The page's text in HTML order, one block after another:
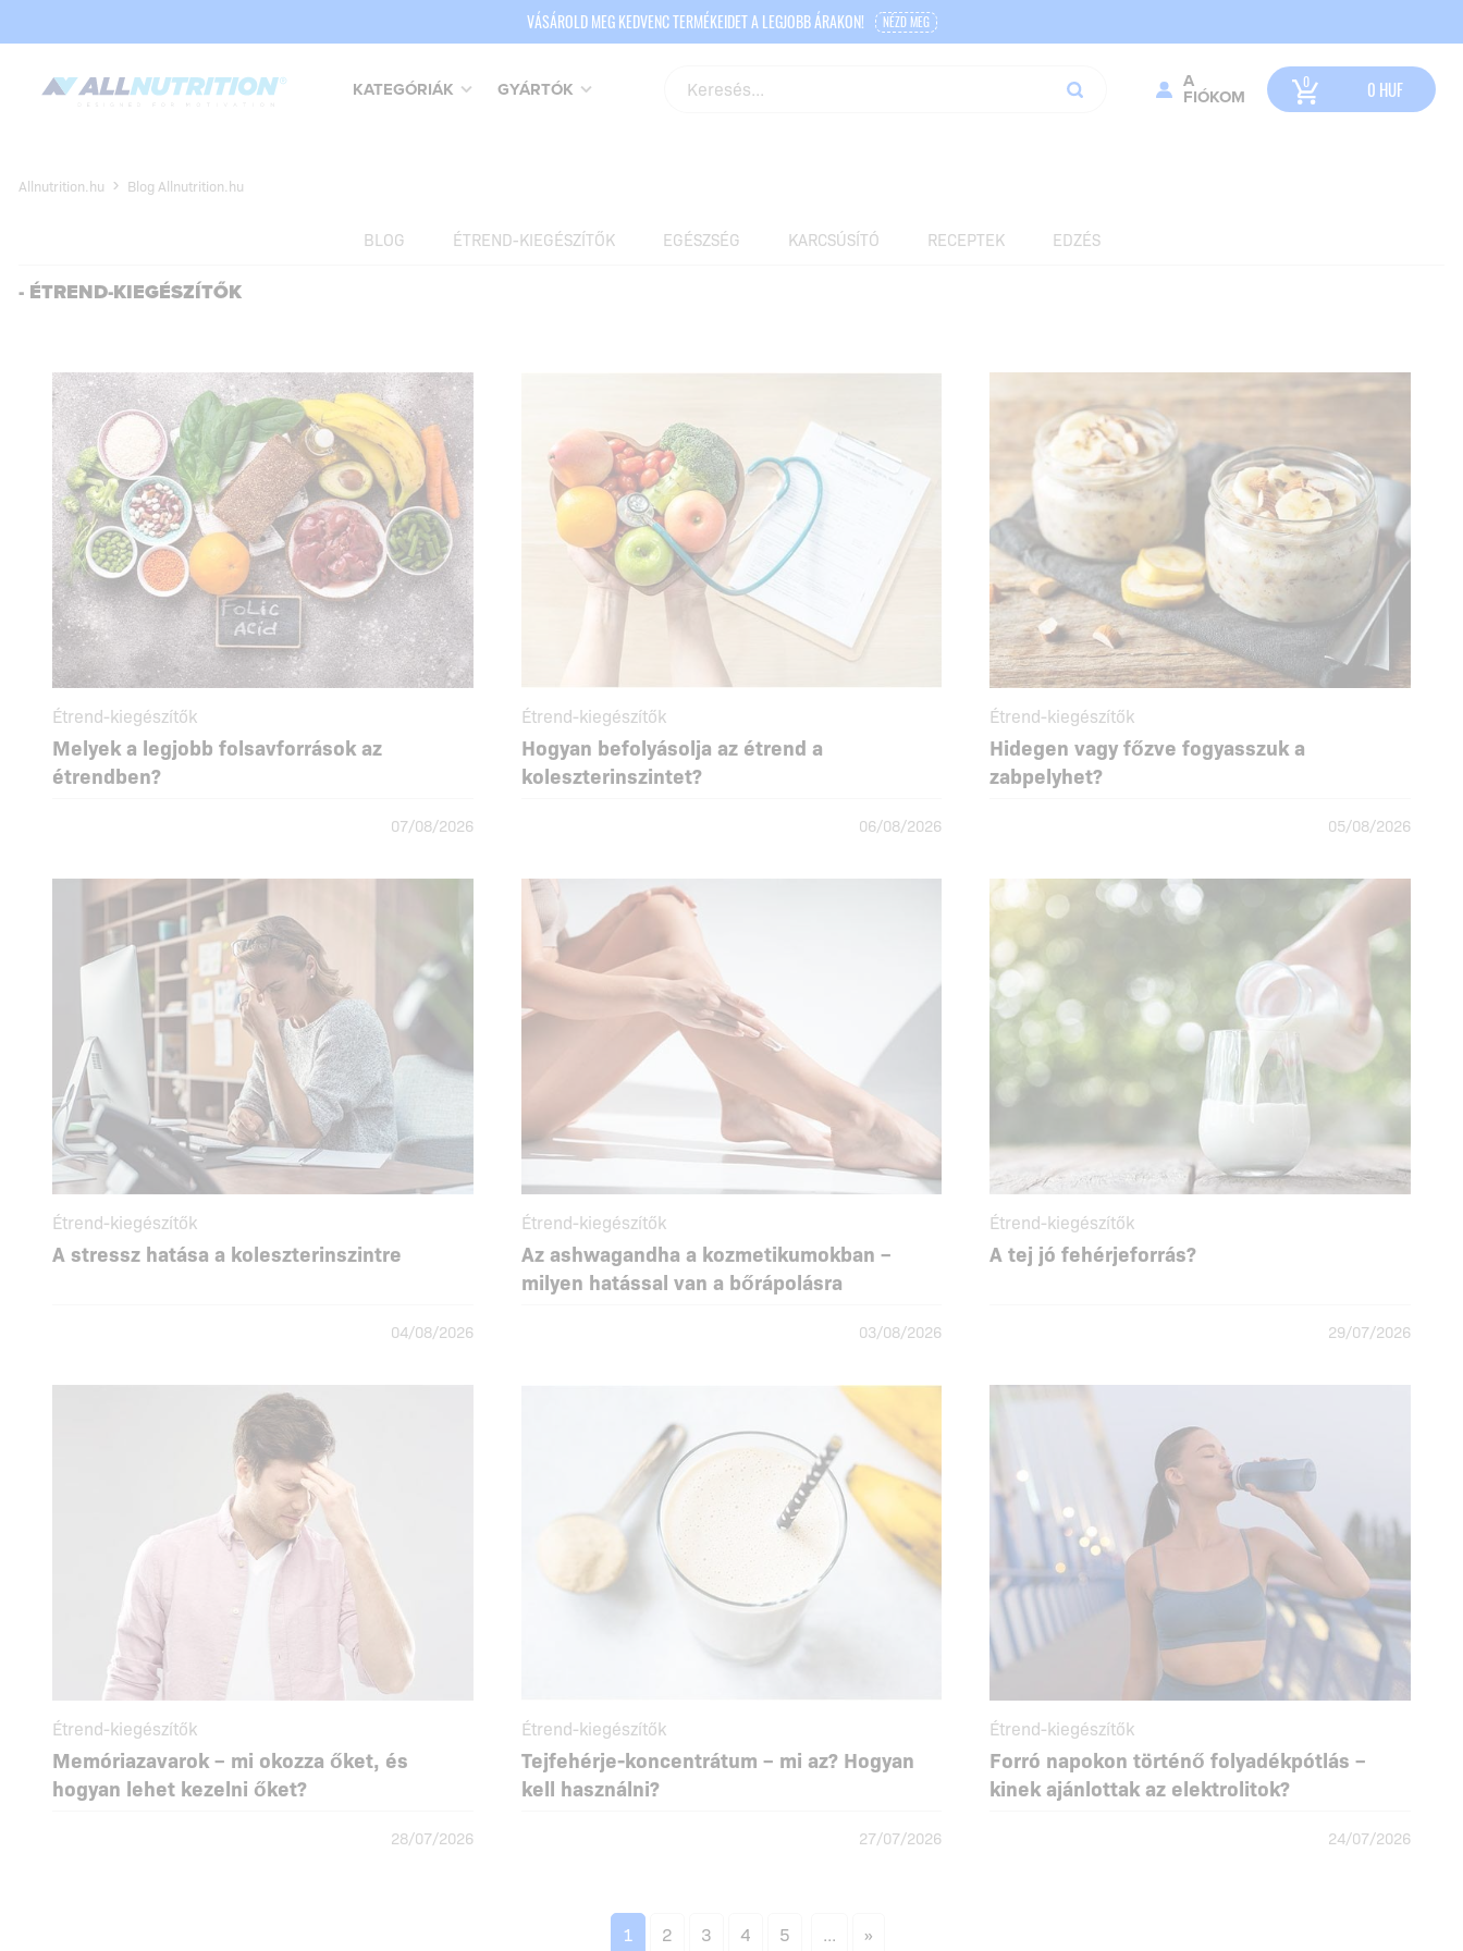
VÁSÁROLD MEG KEDVENC TERMÉKEIDET A LEGJOBB ÁRAKON! NÉZD MEG
KATEGÓRIÁK GYÁRTÓK
A
FIÓKOM
0 HUF
Allnutrition.hu Blog Allnutrition.hu
BLOG ÉTREND-KIEGÉSZÍTŐK EGÉSZSÉG KARCSÚSÍTÓ RECEPTEK EDZÉS
- ÉTREND-KIEGÉSZÍTŐK
Étrend-kiegészítők
Melyek a legjobb folsavforrások az
étrendben?
07/08/2026
Étrend-kiegészítők
Hogyan befolyásolja az étrend a
koleszterinszintet?
06/08/2026
Étrend-kiegészítők
Hidegen vagy főzve fogyasszuk a
zabpelyhet?
05/08/2026
Étrend-kiegészítők
A stressz hatása a koleszterinszintre
04/08/2026
Étrend-kiegészítők
Az ashwagandha a kozmetikumokban –
milyen hatással van a bőrápolásra
03/08/2026
Étrend-kiegészítők
A tej jó fehérjeforrás?
29/07/2026
Étrend-kiegészítők
Memóriazavarok – mi okozza őket, és
hogyan lehet kezelni őket?
28/07/2026
Étrend-kiegészítők
Tejfehérje-koncentrátum – mi az? Hogyan
kell használni?
27/07/2026
Étrend-kiegészítők
Forró napokon történő folyadékpótlás –
kinek ajánlottak az elektrolitok?
24/07/2026
1 2 3 4 5 ... »